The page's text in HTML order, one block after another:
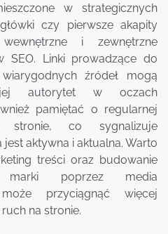
w strategicznych
czy pierwsze akapity
i zewnętrzne
SEO. Linki prowadzące do
źródeł mogą
autorytet w oczach
pamiętać o regularnej
stronie, co sygnalizuje
aktywna i aktualna. Warto
treści oraz budowanie
marki poprzez media
przyciągnąć więcej
na stronie.